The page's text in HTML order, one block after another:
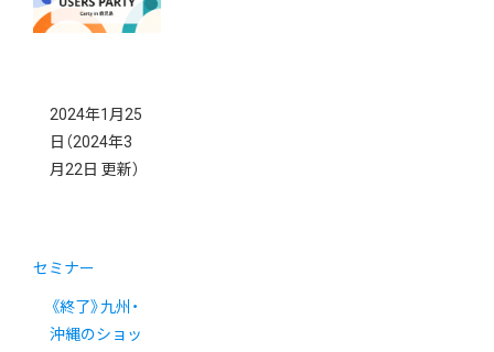
2024年1月25
日 （2024年3
月22日 更新）
セミナー
《終了》九州・
沖縄のショッ